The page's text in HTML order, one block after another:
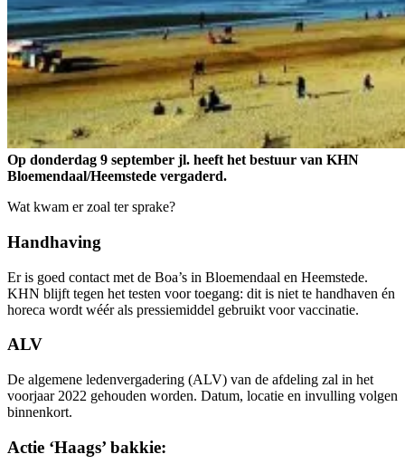
Op donderdag 9 september jl. heeft het bestuur van KHN
Bloemendaal/Heemstede vergaderd.
Wat kwam er zoal ter sprake?
Handhaving
Er is goed contact met de Boa’s in Bloemendaal en Heemstede.
KHN blijft tegen het testen voor toegang: dit is niet te handhaven én
horeca wordt wéér als pressiemiddel gebruikt voor vaccinatie.
ALV
De algemene ledenvergadering (ALV) van de afdeling zal in het
voorjaar 2022 gehouden worden. Datum, locatie en invulling volgen
binnenkort.
Actie ‘Haags’ bakkie: